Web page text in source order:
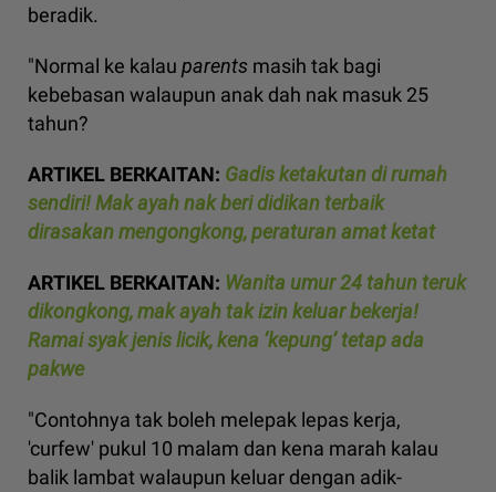
beradik.
"Normal ke kalau parents masih tak bagi
kebebasan walaupun anak dah nak masuk 25
tahun?
ARTIKEL BERKAITAN: Gadis ketakutan di rumah
sendiri! Mak ayah nak beri didikan terbaik
dirasakan mengongkong, peraturan amat ketat
ARTIKEL BERKAITAN: Wanita umur 24 tahun teruk
dikongkong, mak ayah tak izin keluar bekerja!
Ramai syak jenis licik, kena ‘kepung’ tetap ada
pakwe
"Contohnya tak boleh melepak lepas kerja,
'curfew' pukul 10 malam dan kena marah kalau
balik lambat walaupun keluar dengan adik-